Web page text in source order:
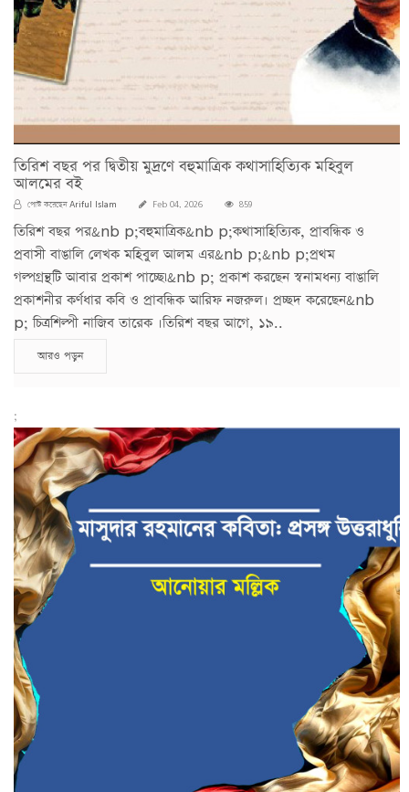
তিরিশ বছর পর দ্বিতীয় মুদ্রণে বহুমাত্রিক কথাসাহিত্যিক মহিবুল
আলমের বই
পোস্ট করেছেনAriful Islam Feb 04, 2026 859
তিরিশ বছর পর&nb p;বহুমাত্রিক&nb p;কথাসাহিত্যিক, প্রাবন্ধিক ও
প্রবাসী বাঙালি লেখক মহিবুল আলম এর&nb p;&nb p;প্রথম
গল্পগ্রন্থটি আবার প্রকাশ পাচ্ছে৷&nb p; প্রকাশ করছেন স্বনামধন্য বাঙালি
প্রকাশনীর কর্ণধার কবি ও প্রাবন্ধিক আরিফ নজরুল। প্রচ্ছদ করেছেন&nb
p; চিত্রশিল্পী নাজিব তারেক ।তিরিশ বছর আগে, ১৯..
আরও পড়ুন
;